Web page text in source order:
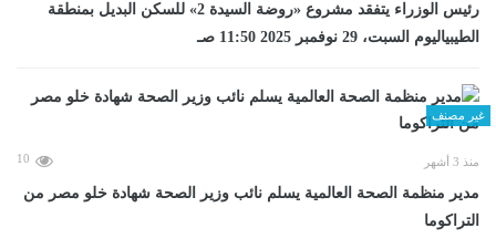
رئيس الوزراء يتفقد مشروع «روضة السيدة 2» للسكن البديل بمنطقة
الطيبياليوم السبت، 29 نوفمبر 2025 11:50 صـ
غير مصنف
منذ 3 أشهر 10
مدير منظمة الصحة العالمية يسلم نائب وزير الصحة شهادة خلو مصر من
التراكوما